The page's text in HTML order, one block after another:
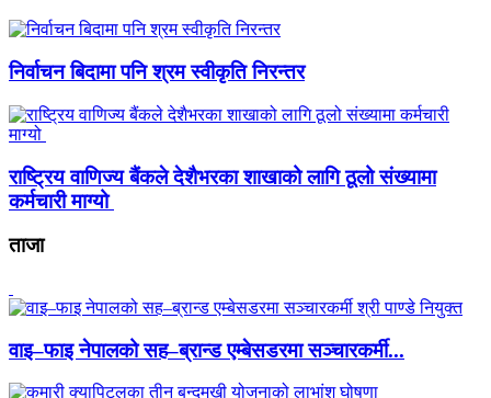
निर्वाचन बिदामा पनि श्रम स्वीकृति निरन्तर
राष्ट्रिय वाणिज्य बैंकले देशैभरका शाखाको लागि ठूलो संख्यामा
कर्मचारी माग्यो
ताजा
वाइ–फाइ नेपालको सह–ब्रान्ड एम्बेसडरमा सञ्चारकर्मी...